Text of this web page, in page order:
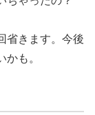
省きます。今後
も。